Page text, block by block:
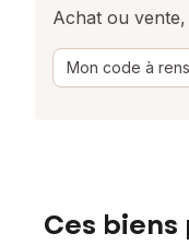
Achat ou
Mon code à
Ces